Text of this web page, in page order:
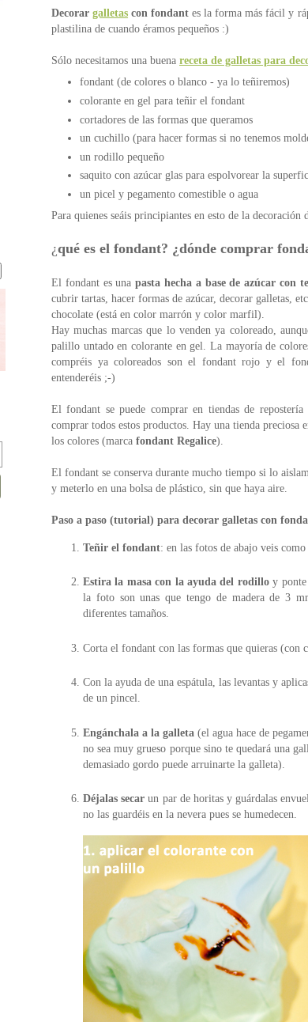
Decorargalletas con fondant es la forma más fácil y
plastilina de cuando éramos pequeños :)
Sólo necesitamos una buena receta de galletas para
fondant (de colores o blanco - ya lo teñiremos)
colorante en gel para teñir el fondant
cortadores de las formas que queramos
un cuchillo (para hacer formas si no tenemos
un rodillo pequeño
saquito con azúcar glas para espolvorear la
un picel y pegamento comestible o agua
Para quienes seáis principiantes en esto de la decoración
¿qué es el fondant? ¿dónde comprar
El fondant es unapasta hecha a base de azúcar con
cubrir tartas, hacer formas de azúcar, decorar galletas,
chocolate (está en color marrón y color marfil).
Hay muchas marcas que lo venden ya coloreado,
palillo untado en colorante en gel. La mayoría de
compréis ya coloreados son el fondant rojo y el
entenderéis ;-)
El fondant se puede comprar en tiendas de
comprar todos estos productos. Hay una tienda preciosa
los colores (marca fondant Regalice).
El fondant se conserva durante mucho tiempo si lo
y meterlo en una bolsa de plástico, sin que haya aire.
Paso a paso (tutorial) para decorar galletas con
Teñir el fondant: en las fotos de abajo veis
Estira la masa con la ayuda del rodilloy ponte
la foto son unas que tengo de madera de 3
diferentes tamaños.
Corta el fondant con las formas que quieras (con
Con la ayuda de una espátula, las levantas y
de un pincel.
Engánchala a la galleta (el agua hace de
no sea muy grueso porque sino te quedará una
demasiado gordo puede arruinarte la galleta).
Déjalas secar un par de horitas y guárdalas
no las guardéis en la nevera pues se humedecen.